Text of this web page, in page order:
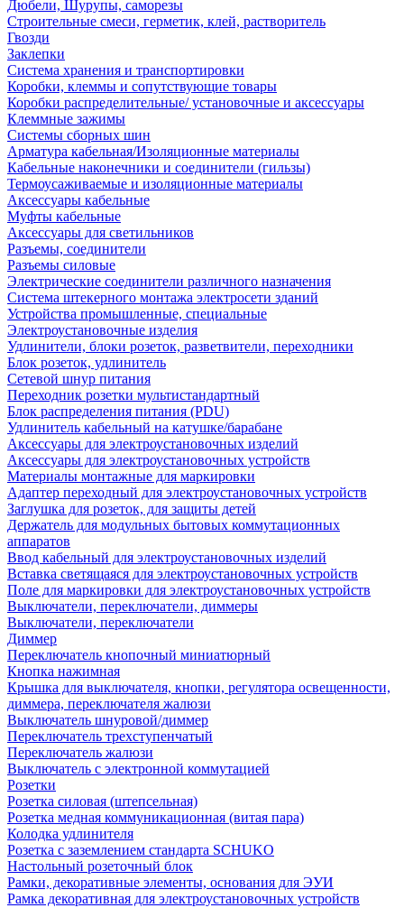
Дюбели, Шурупы, саморезы
Строительные смеси, герметик, клей, растворитель
Гвозди
Заклепки
Система хранения и транспортировки
Коробки, клеммы и сопутствующие товары
Коробки распределительные/ установочные и аксессуары
Клеммные зажимы
Системы сборных шин
Арматура кабельная/Изоляционные материалы
Кабельные наконечники и соединители (гильзы)
Термоусаживаемые и изоляционные материалы
Аксессуары кабельные
Муфты кабельные
Аксессуары для светильников
Разъемы, соединители
Разъемы силовые
Электрические соединители различного назначения
Система штекерного монтажа электросети зданий
Устройства промышленные, специальные
Электроустановочные изделия
Удлинители, блоки розеток, разветвители, переходники
Блок розеток, удлинитель
Сетевой шнур питания
Переходник розетки мультистандартный
Блок распределения питания (PDU)
Удлинитель кабельный на катушке/барабане
Аксессуары для электроустановочных изделий
Аксессуары для электроустановочных устройств
Материалы монтажные для маркировки
Адаптер переходный для электроустановочных устройств
Заглушка для розеток, для защиты детей
Держатель для модульных бытовых коммутационных
аппаратов
Ввод кабельный для электроустановочных изделий
Вставка светящаяся для электроустановочных устройств
Поле для маркировки для электроустановочных устройств
Выключатели, переключатели, диммеры
Выключатели, переключатели
Диммер
Переключатель кнопочный миниатюрный
Кнопка нажимная
Крышка для выключателя, кнопки, регулятора освещенности,
диммера, переключателя жалюзи
Выключатель шнуровой/диммер
Переключатель трехступенчатый
Переключатель жалюзи
Выключатель с электронной коммутацией
Розетки
Розетка силовая (штепсельная)
Розетка медная коммуникационная (витая пара)
Колодка удлинителя
Розетка с заземлением стандарта SCHUKO
Настольный розеточный блок
Рамки, декоративные элементы, основания для ЭУИ
Рамка декоративная для электроустановочных устройств